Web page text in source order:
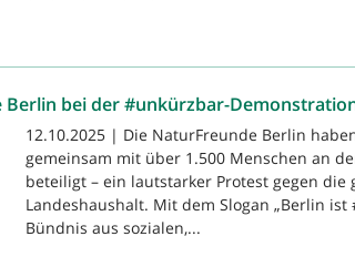
bei der #unkürzbar-
12.10.2025 | Die NaturFreunde Berlin
gemeinsam mit über 1.500 Menschen an
beteiligt – ein lautstarker Protest gegen
Landeshaushalt. Mit dem Slogan „Berlin
Bündnis aus sozialen,...